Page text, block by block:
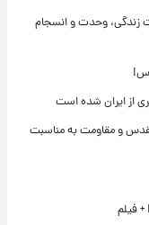
زندگی، وحدت و انسجام
از ایران شده است
مقدس و مقاومت به مناسبت
فیلم